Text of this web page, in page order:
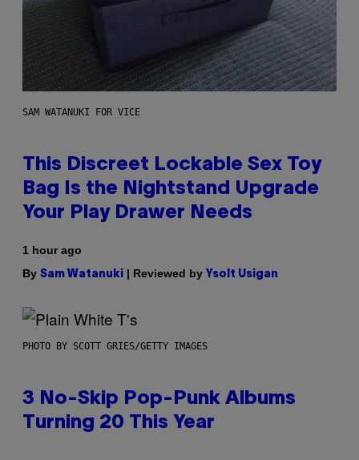
SAM WATANUKI FOR VICE
This Discreet Lockable Sex Toy
Bag Is the Nightstand Upgrade
Your Play Drawer Needs
1 hour ago
By Sam Watanuki | Reviewed by Ysolt Usigan
PHOTO BY SCOTT GRIES/GETTY IMAGES
3 No-Skip Pop-Punk Albums
Turning 20 This Year